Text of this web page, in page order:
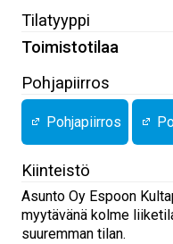
Tilatyyppi
Toimistotilaa
Pohjapiirros
Pohjapiirros
Kiinteistö
Asunto Oy Espoon
myytävänä kolme
suuremman tilan.